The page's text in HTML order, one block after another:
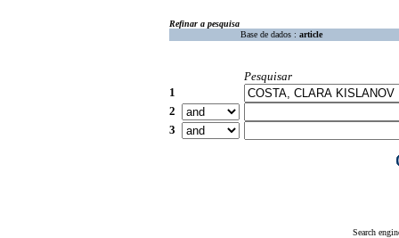
Refinar a pesquisa
Base de dados : article
Pesquisar
1
2
3
Search